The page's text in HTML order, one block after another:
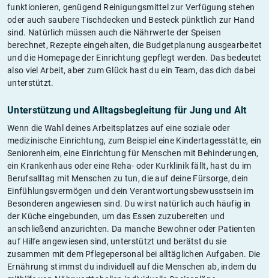
funktionieren, genügend Reinigungsmittel zur Verfügung stehen
oder auch saubere Tischdecken und Besteck pünktlich zur Hand
sind. Natürlich müssen auch die Nährwerte der Speisen
berechnet, Rezepte eingehalten, die Budgetplanung ausgearbeitet
und die Homepage der Einrichtung gepflegt werden. Das bedeutet
also viel Arbeit, aber zum Glück hast du ein Team, das dich dabei
unterstützt.
Unterstützung und Alltagsbegleitung für Jung und Alt
Wenn die Wahl deines Arbeitsplatzes auf eine soziale oder
medizinische Einrichtung, zum Beispiel eine Kindertagesstätte, ein
Seniorenheim, eine Einrichtung für Menschen mit Behinderungen,
ein Krankenhaus oder eine Reha- oder Kurklinik fällt, hast du im
Berufsalltag mit Menschen zu tun, die auf deine Fürsorge, dein
Einfühlungsvermögen und dein Verantwortungsbewusstsein im
Besonderen angewiesen sind. Du wirst natürlich auch häufig in
der Küche eingebunden, um das Essen zuzubereiten und
anschließend anzurichten. Da manche Bewohner oder Patienten
auf Hilfe angewiesen sind, unterstützt und berätst du sie
zusammen mit dem Pflegepersonal bei alltäglichen Aufgaben. Die
Ernährung stimmst du individuell auf die Menschen ab, indem du